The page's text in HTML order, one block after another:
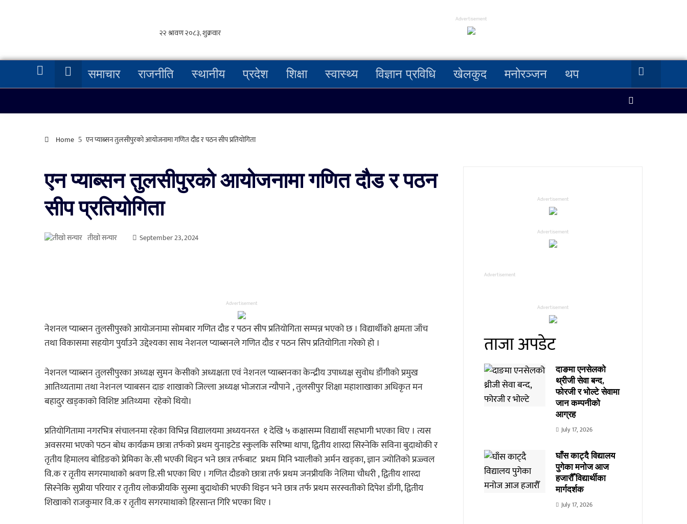
Advertisement
समाचार राजनीति स्थानीय प्रदेश शिक्षा स्वास्थ्य विज्ञान प्रविधि खेलकुद मनोरञ्जन थप
Home एन प्याब्सन तुलसीपुरको आयोजनामा गणित दौड र पठन सीप प्रतियोगिता
एन प्याब्सन तुलसीपुरको आयोजनामा गणित दौड र पठन
सीप प्रतियोगिता
तीखो सन्चार September 23, 2024
Advertisement
नेशनल प्याब्सन तुलसीपुरको आयोजनामा सोमबार गणित दौड र पठन सीप प्रतियोगिता सम्पन्न भएको छ । विद्यार्थीको क्षमता जाँच
तथा विकासमा सहयोग पुर्याउने उद्देश्यका साथ नेशनल प्याब्सनले गणित दौड र पठन सिप प्रतियोगिता गरेको हो ।
नेशनल प्याब्सन तुलसीपुरका अध्यक्ष सुमन केसीको अध्यक्षता एवं नेशनल प्याब्सनका केन्द्रीय उपाध्यक्ष सुवोध डाँगीको प्रमुख
आतिथ्यतामा तथा नेशनल प्याबसन दाङ शाखाको जिल्ला अध्यक्ष भोजराज न्यौपाने , तुलसीपुर शिक्षा महाशाखाका अधिकृत मन
बहादुर खड्काको विशिष्ट अतिथ्यमा रहेको थियो।
प्रतियोगितामा नगरभित्र संचालनमा रहेका विभिन्न विद्यालयमा अध्ययनरत १ देखि ५ कक्षासम्म विद्यार्थी सहभागी भएका थिए । त्यस
अवसरमा भएको पठन बोध कार्यक्रम छात्रा तर्फको प्रथम युनाइटेड स्कुलकि सरिष्मा थापा, द्वितीय शारदा सिस्नेकि सविना बुदाथोकी र
तृतीय हिमालय बोडिङको प्रेमिका के.सी भएकी थिइन भने छात्र तर्फबाट प्रथम मिनि भ्यालीको अर्मन खड्का, ज्ञान ज्योतिको प्रज्ज्वल
वि.क र तृतीय सगरमाथाको श्रवण डि.सी भएका थिए । गणित दौडको छात्रा तर्फ प्रथम जनप्रीयकि नेलिमा चौधरी , द्वितीय शारदा
सिस्नेकि सुप्रीया परियार र तृतीय लोकप्रीयकि सुस्मा बुदाथोकी भएकी थिइन भने छात्र तर्फ प्रथम सरस्वतीको दिपेश डाँगी, द्वितीय
शिखाको राजकुमार वि.क र तृतीय सगरमाथाको हिरसान्त गिरि भएका थिए ।
Advertisement
Advertisement
Advertisement
Advertisement
ताजा अपडेट
दाङमा एनसेलको
थ्रीजी सेवा बन्द,
फोरजी र भोल्टे सेवामा
जान कम्पनीको
आग्रह
July 17, 2026
घाँस काट्दै विद्यालय
पुगेका मनोज आज
हजारौँ विद्यार्थीका
मार्गदर्शक
July 17, 2026